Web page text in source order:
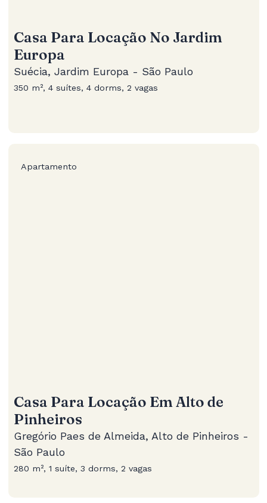
Casa Para Locação No Jardim
Europa
Suécia, Jardim Europa - São Paulo
350 m², 4 suítes, 4 dorms, 2 vagas
Apartamento
Casa Para Locação Em Alto de
Pinheiros
Gregório Paes de Almeida, Alto de Pinheiros -
São Paulo
280 m², 1 suíte, 3 dorms, 2 vagas